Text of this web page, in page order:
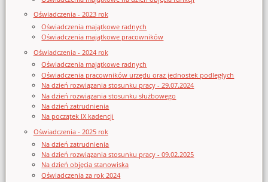
Oświadczenia - 2023 rok
Oświadczenia majątkowe radnych
Oświadczenia majątkowe pracowników
Oświadczenia - 2024 rok
Oświadczenia majątkowe radnych
Oświadczenia pracowników urzędu oraz jednostek podległych
Na dzień rozwiązania stosunku pracy - 29.07.2024
Na dzień rozwiązania stosunku służbowego
Na dzień zatrudnienia
Na początek IX kadencji
Oświadczenia - 2025 rok
Na dzień zatrudnienia
Na dzień rozwiązania stosunku pracy - 09.02.2025
Na dzień objęcia stanowiska
Oświadczenia za rok 2024